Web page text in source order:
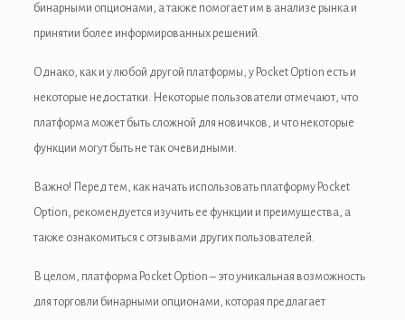
бинарными опционами, а также помогает им в анализе рынка и
принятии более информированных решений.
Однако, как и у любой другой платформы, у Pocket Option есть и
некоторые недостатки. Некоторые пользователи отмечают, что
платформа может быть сложной для новичков, и что некоторые
функции могут быть не так очевидными.
Важно! Перед тем, как начать использовать платформу Pocket
Option, рекомендуется изучить ее функции и преимущества, а
также ознакомиться с отзывами других пользователей.
В целом, платформа Pocket Option – это уникальная возможность
для торговли бинарными опционами, которая предлагает